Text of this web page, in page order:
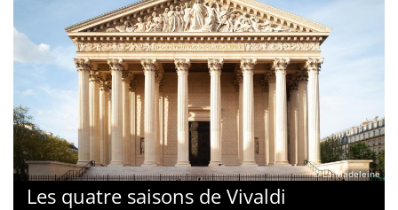
© La Madeleine
Les quatre saisons de Vivaldi